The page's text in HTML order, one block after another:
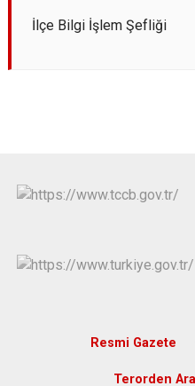
İlçe Bilgi İşlem Şefliği
Resmi Gazete
Terorden